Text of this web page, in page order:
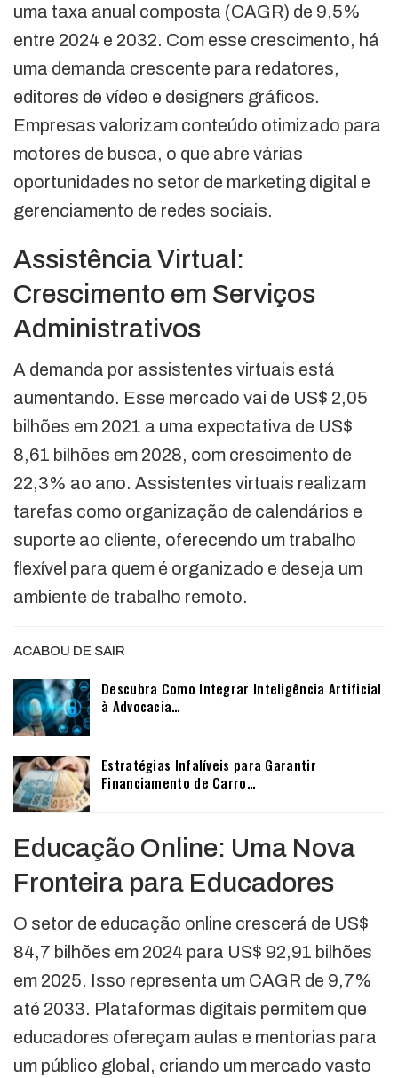
uma taxa anual composta (CAGR) de 9,5%
entre 2024 e 2032. Com esse crescimento, há
uma demanda crescente para redatores,
editores de vídeo e designers gráficos.
Empresas valorizam conteúdo otimizado para
motores de busca, o que abre várias
oportunidades no setor de marketing digital e
gerenciamento de redes sociais.
Assistência Virtual:
Crescimento em Serviços
Administrativos
A demanda por assistentes virtuais está
aumentando. Esse mercado vai de US$ 2,05
bilhões em 2021 a uma expectativa de US$
8,61 bilhões em 2028, com crescimento de
22,3% ao ano. Assistentes virtuais realizam
tarefas como organização de calendários e
suporte ao cliente, oferecendo um trabalho
flexível para quem é organizado e deseja um
ambiente de trabalho remoto.
ACABOU DE SAIR
Descubra Como Integrar Inteligência Artificial
à Advocacia…
Estratégias Infalíveis para Garantir
Financiamento de Carro…
Educação Online: Uma Nova
Fronteira para Educadores
O setor de educação online crescerá de US$
84,7 bilhões em 2024 para US$ 92,91 bilhões
em 2025. Isso representa um CAGR de 9,7%
até 2033. Plataformas digitais permitem que
educadores ofereçam aulas e mentorias para
um público global, criando um mercado vasto